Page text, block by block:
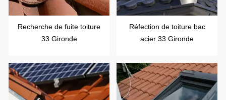
Recherche de fuite toiture
33 Gironde
Réfection de toiture bac
acier 33 Gironde